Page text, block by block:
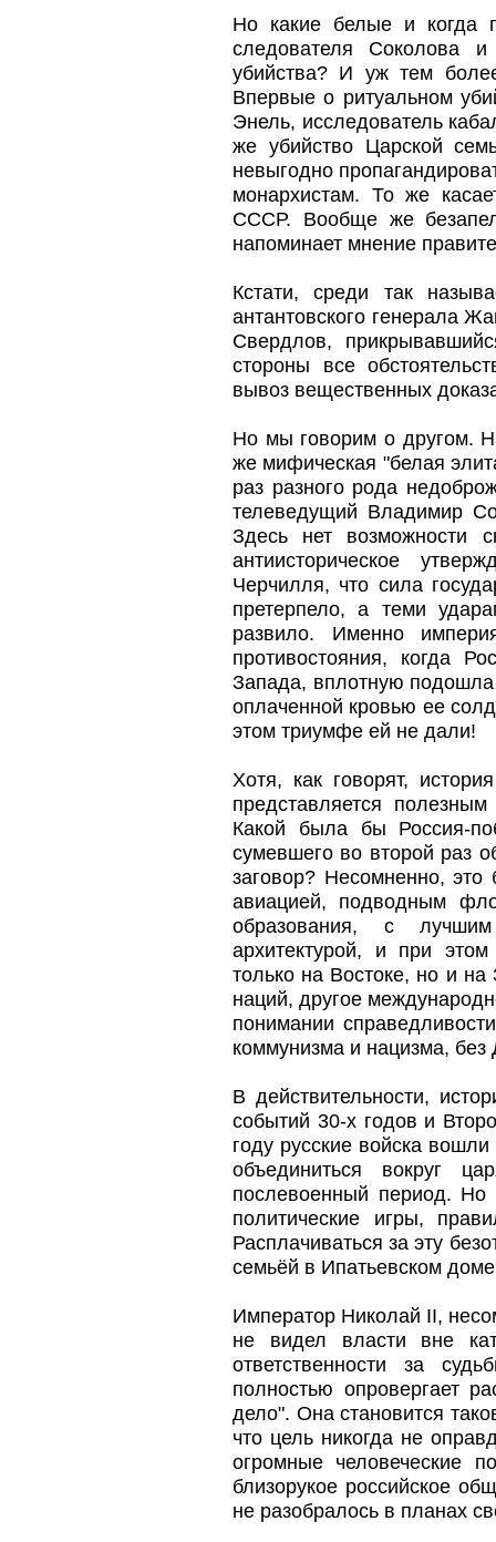
Но какие белые и когда
следователя Соколова
убийства? И уж тем
Впервые о ритуальном
Энель, исследователь
же убийство Царской
невыгодно
монархистам. То же
СССР. Вообще же
напоминает мнение
Кстати, среди так
антантовского генерала
Свердлов,
стороны все
вывоз вещественных
Но мы говорим о другом.
же мифическая "белая
раз разного рода
телеведущий Владимир
Здесь нет возможности
антиисторическое
Черчилля, что сила
претерпело, а теми
развило. Именно
противостояния, когда
Запада, вплотную подошла
оплаченной кровью ее
этом триумфе ей не дали!
Хотя, как говорят,
представляется
Какой была бы Россия-
сумевшего во второй раз
заговор? Несомненно,
авиацией, подводным
образования, с
архитектурой, и при
только на Востоке, но и
наций, другое
понимании
коммунизма и нацизма,
В действительности,
событий 30-х годов и
году русские войска
объединиться вокруг
послевоенный период. Но
политические игры,
Расплачиваться за эту
семьёй в Ипатьевском
Император Николай II,
не видел власти вне
ответственности за
полностью опровергает
дело". Она становится
что цель никогда не
огромные человеческие
близорукое российское
не разобралось в планах